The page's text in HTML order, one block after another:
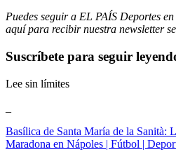
Puedes seguir a EL PAÍS Deportes en
aquí para recibirnuestra newsletter
Suscríbete para seguir
Lee sin límites
Basílica de Santa María de la Sanità:
Maradona en Nápoles | Fútbol |